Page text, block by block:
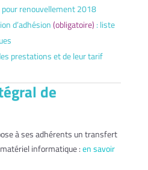
renouvellement 2018
d’adhésion(obligatoire) : liste
prestations et de leur tarif
de
à ses adhérents un transfert
informatique :en savoir